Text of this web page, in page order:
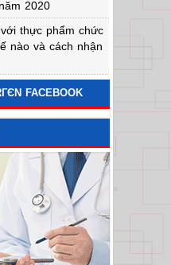
2020
thực phẩm chức
nào và cách nhận
FACEBOOK